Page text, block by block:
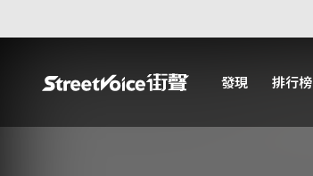
發現 排行榜